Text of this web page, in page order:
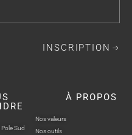
INSCRIPTION
Pole Sud
À PROPOS
Nos valeurs
Nos outils